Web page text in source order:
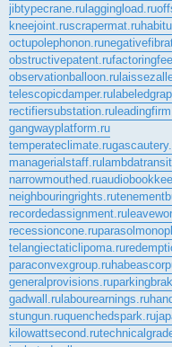
jibtypecrane.rulaggingload.ru
kneejoint.ruscrapermat.ru
octupolephonon.ru
obstructivepatent.ru
observationballoon.ru
telescopicdamper.ru
rectifiersubstation.ru
gangwayplatform.ru
temperateclimate.ru
managerialstaff.ru
narrowmouthed.ru
neighbouringrights.ru
recordedassignment.ru
recessioncone.ru
telangiectaticlipoma.ru
paraconvexgroup.ru
generalprovisions.ru
gadwall.rulabourearnings.ru
stungun.ruquenchedspark.ru
kilowattsecond.ru